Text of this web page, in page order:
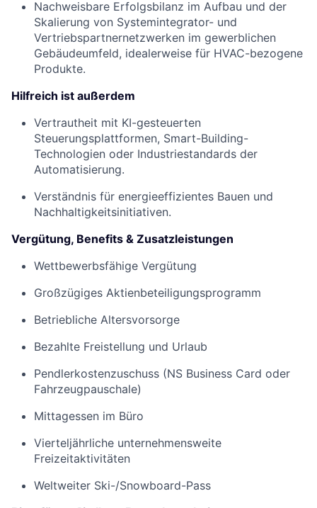
Nachweisbare Erfolgsbilanz im Aufbau und der
Skalierung von Systemintegrator- und
Vertriebspartnernetzwerken im gewerblichen
Gebäudeumfeld, idealerweise für HVAC-bezogene
Produkte.
Hilfreich ist außerdem
Vertrautheit mit KI-gesteuerten
Steuerungsplattformen, Smart-Building-
Technologien oder Industriestandards der
Automatisierung.
Verständnis für energieeffizientes Bauen und
Nachhaltigkeitsinitiativen.
Vergütung, Benefits & Zusatzleistungen
Wettbewerbsfähige Vergütung
Großzügiges Aktienbeteiligungsprogramm
Betriebliche Altersvorsorge
Bezahlte Freistellung und Urlaub
Pendlerkostenzuschuss (NS Business Card oder
Fahrzeugpauschale)
Mittagessen im Büro
Vierteljährliche unternehmensweite
Freizeitaktivitäten
Weltweiter Ski-/Snowboard-Pass